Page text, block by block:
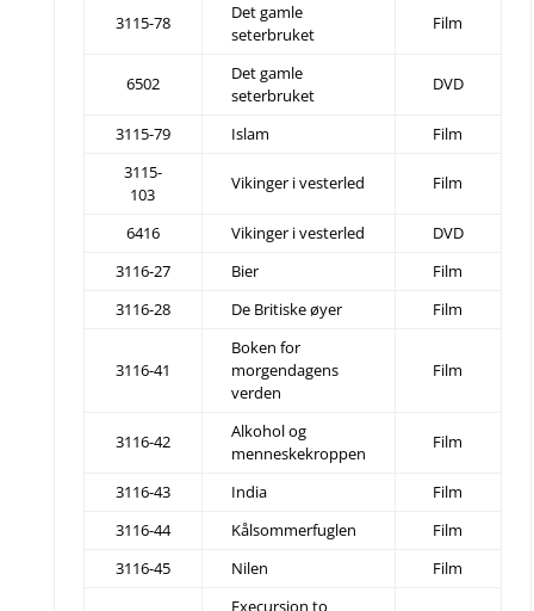
3115-78
Det gamle
seterbruket
Film
6502
Det gamle
seterbruket
DVD
3115-79 Islam
Film
3115-
103
Vikinger i vesterled Film
6416 Vikinger i vesterled
DVD
3116-27
Bier
Film
3116-28
De Britiske øyer Film
3116-41
Boken for
morgendagens
verden
Film
3116-42
Alkohol og
menneskekroppen
Film
3116-43 India
Film
3116-44
Kålsommerfuglen
Film
3116-45
Nilen Film
Execursion to